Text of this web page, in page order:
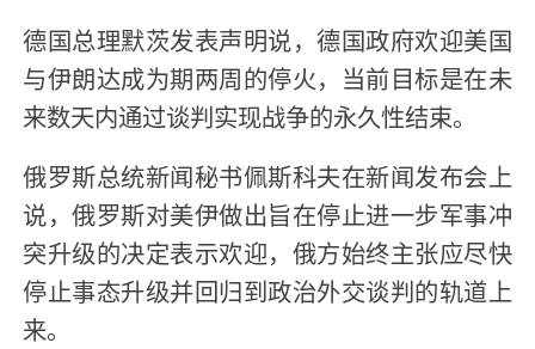
德国总理默茨发表声明说，德国政府欢迎美国
与伊朗达成为期两周的停火，当前目标是在未
来数天内通过谈判实现战争的永久性结束。
俄罗斯总统新闻秘书佩斯科夫在新闻发布会上
说，俄罗斯对美伊做出旨在停止进一步军事冲
突升级的决定表示欢迎，俄方始终主张应尽快
停止事态升级并回归到政治外交谈判的轨道上
来。